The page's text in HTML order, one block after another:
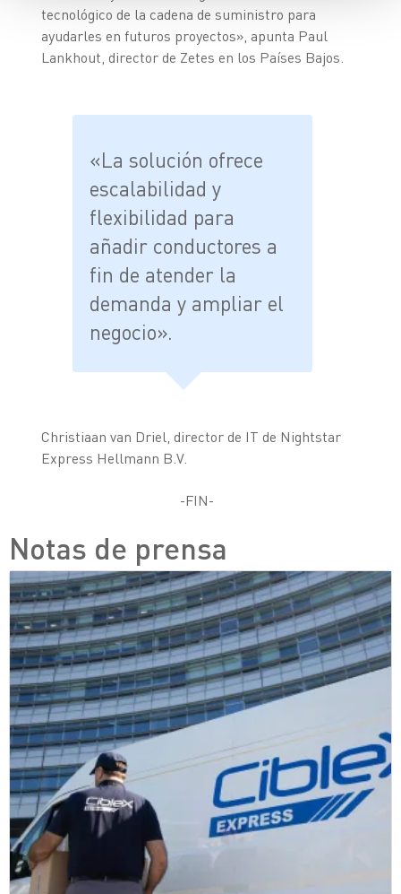
tecnológico de la cadena de suministro para
ayudarles en futuros proyectos», apunta Paul
Lankhout, director de Zetes en los Países Bajos.
«La solución ofrece
escalabilidad y
flexibilidad para
añadir conductores a
fin de atender la
demanda y ampliar el
negocio».
Christiaan van Driel, director de IT de Nightstar
Express Hellmann B.V.
-FIN-
Notas de prensa